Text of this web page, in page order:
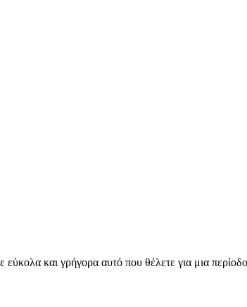
εύκολα και γρήγορα αυτό που θέλετε για μια περίοδο